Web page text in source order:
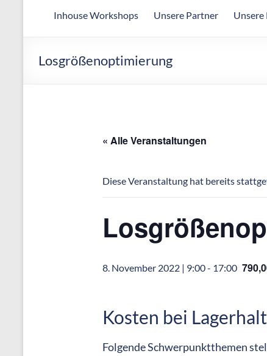
Inhouse Workshops Unsere Partner Unsere
Losgrößenoptimierung
« Alle Veranstaltungen
Diese Veranstaltung hat bereits
8. November 2022 | 9:00- 17:00
Kosten bei
Folgende Schwerpunktthemen